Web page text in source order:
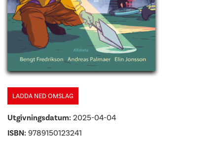
LADDA NED OMSLAG
Utgivningsdatum: 2025-04-04
ISBN: 9789150123241